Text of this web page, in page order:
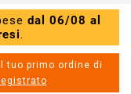
dal 06/08 al
.
tuo primo ordine di